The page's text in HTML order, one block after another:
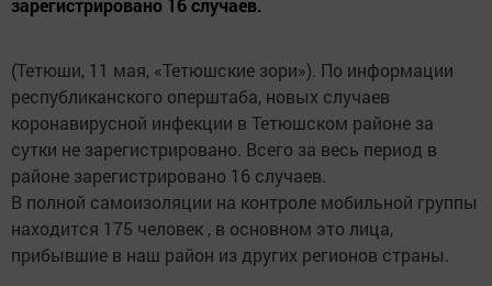
зарегистрировано 16 случаев.
(Тетюши, 11 мая, «Тетюшские зори»). По информации
республиканского оперштаба, новых случаев
коронавирусной инфекции в Тетюшском районе за
сутки не зарегистрировано. Всего за весь период в
районе зарегистрировано 16 случаев.
В полной самоизоляции на контроле мобильной группы
находится 175 человек , в основном это лица,
прибывшие в наш район из других регионов страны.